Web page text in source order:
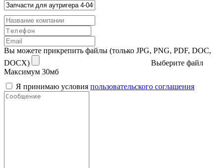
Вы можете прикрепить файлы (только JPG, PNG, PDF, DOC,
DOCX)
Выберите файл
Максимум 30мб
Я принимаю условия пользовательского соглашения